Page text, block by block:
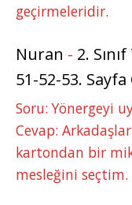
geçirmeleridir.
Nuran - 2.
51-52-53. Sayfa
Soru: Yönergeyi
Cevap:
kartondan bir
mesleğini